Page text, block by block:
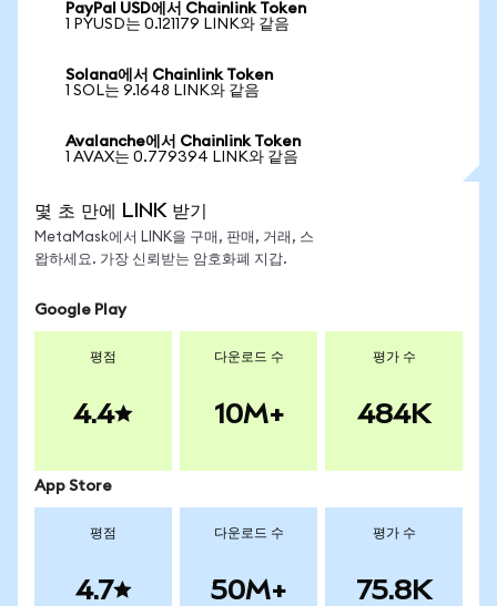
PayPal USD에서 Chainlink Token
1 PYUSD는 0.121179 LINK와 같음
Solana에서 Chainlink Token
1 SOL는 9.1648 LINK와 같음
Avalanche에서 Chainlink Token
1 AVAX는 0.779394 LINK와 같음
몇 초 만에 LINK 받기
MetaMask에서 LINK을 구매, 판매, 거래, 스
왑하세요. 가장 신뢰받는 암호화폐 지갑.
Google Play
평점
4.4
다운로드 수
10M+
평가 수
484K
App Store
평점
4.7
다운로드 수
50M+
평가 수
75.8K